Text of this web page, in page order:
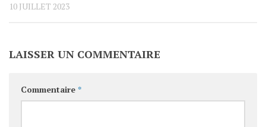
10 JUILLET 2023
LAISSER UN COMMENTAIRE
Commentaire *